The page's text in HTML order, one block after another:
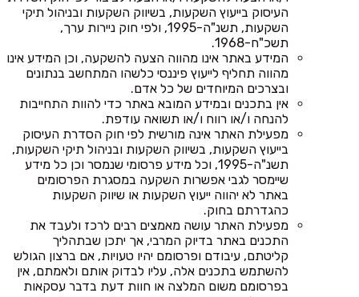
העיסוק בייעוץ השקעות, בשיווק השקעות ובניהול תיקי
השקעות, תשנ"ה-1995, ולפי חוק ניירות ערך,
תשכ"ח-1968.
המידע באתר אינו מהווה הצעה להשקעה, וכן המידע אינו
מהווה תחליף לייעוץ פיננסי כלשהו המתחשב בנתונים
ובצרכים המיוחדים של כל אדם.
אין בתכנים ובמידע המובא באתר כדי להוות התחייבות
להנחה ו/או רווח ו/או תשואה עודפת.
מפעילת האתר אינה מורשית לפי חוק הסדרת העיסוק
בייעוץ השקעות, בשיווק השקעות ובניהול תיקי השקעות,
תשנ"ה-1995, וכל מידע פרסומי שנמסר וכן כל מידע
שיימסר לגבי אפשרות השקעה במסגרת הפרסומים
באתר לא יהווה ייעוץ השקעות או שיווק השקעות
כהגדרתם בחוק.
מפעילת האתר עושה מאמצים רבים לרכז ולעבד את
התכנים באתר בדיוק המרבי, אך יתכן שבתהליך
קליטתם, עיבודם ופרסומם יהיו טעויות, אם ברצון הגולש
להשתמש בתכנים אלה, עליו לבדוק אותם ולאמתם, אין
בפרסומם משום המלצה או חוות דעת בדבר עסקאות